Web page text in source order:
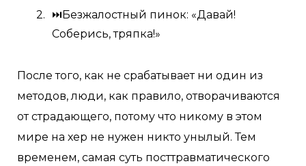
⏭Безжалостный пинок: «Давай!
Соберись, тряпка!»
После того, как не срабатывает ни один из
методов, люди, как правило, отворачиваются
от страдающего, потому что никому в этом
мире на хер не нужен никто унылый. Тем
временем, самая суть посттравматического